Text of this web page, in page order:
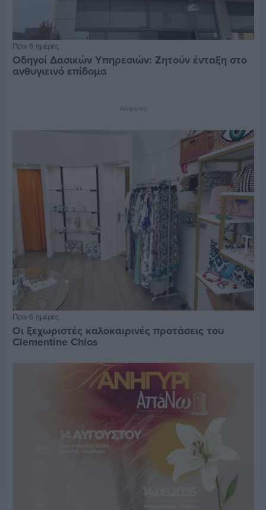
Πριν 6 ημέρες
Οδηγοί Δασικών Υπηρεσιών: Ζητούν ένταξη στο
ανθυγιεινό επίδομα
Διαφήμιση
Πριν 6 ημέρες
Οι ξεχωριστές καλοκαιρινές προτάσεις του
Clementine Chios